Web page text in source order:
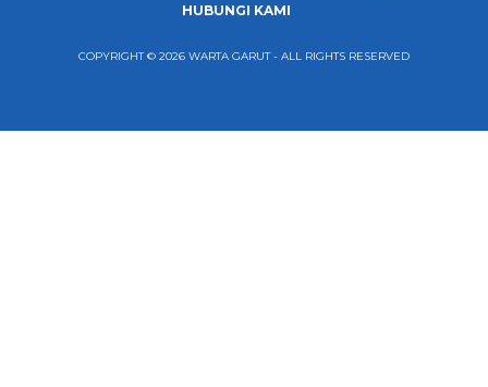
HUBUNGI KAMI
COPYRIGHT © 2026 WARTA GARUT - ALL RIGHTS RESERVED